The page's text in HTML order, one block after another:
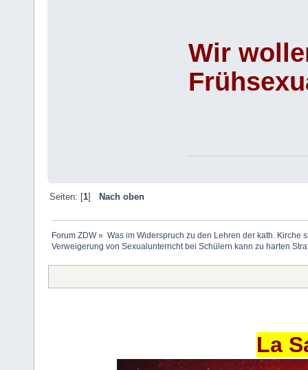
Wir
Seiten: [1] Nach oben
Forum ZDW» Was im Widerspruch zu den Lehren der kath. Kirche
Verweigerung von Sexualunterricht bei Schülern kann zu harten
La